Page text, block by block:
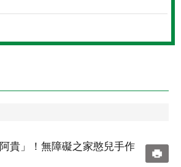
貴」！無障礙之家憨兒手作